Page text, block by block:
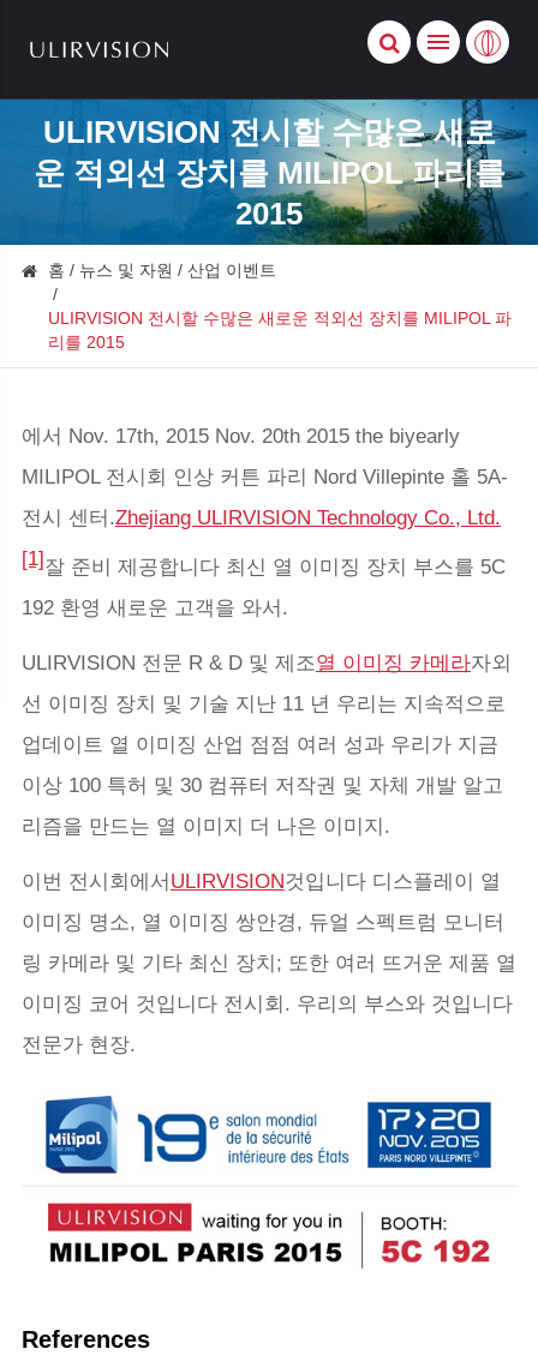
ULIRVISION 전시할 수많은 새로
운 적외선 장치를 MILIPOL 파리를
2015
홈 뉴스 및 자원 산업 이벤트
ULIRVISION 전시할 수많은 새로운 적외선 장치를 MILIPOL 파
리를 2015
에서 Nov. 17th, 2015 Nov. 20th 2015 the biyearly
MILIPOL 전시회 인상 커튼 파리 Nord Villepinte 홀 5A-
전시 센터.Zhejiang ULIRVISION Technology Co., Ltd.
[1]잘 준비 제공합니다 최신 열 이미징 장치 부스를 5C
192 환영 새로운 고객을 와서.
ULIRVISION 전문 R & D 및 제조열 이미징 카메라자외
선 이미징 장치 및 기술 지난 11 년 우리는 지속적으로
업데이트 열 이미징 산업 점점 여러 성과 우리가 지금
이상 100 특허 및 30 컴퓨터 저작권 및 자체 개발 알고
리즘을 만드는 열 이미지 더 나은 이미지.
이번 전시회에서 ULIRVISION것입니다 디스플레이 열
이미징 명소, 열 이미징 쌍안경, 듀얼 스펙트럼 모니터
링 카메라 및 기타 최신 장치; 또한 여러 뜨거운 제품 열
이미징 코어 것입니다 전시회. 우리의 부스와 것입니다
전문가 현장.
References